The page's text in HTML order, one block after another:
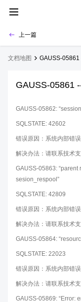
上一篇
文档地图 GAUSS-
GAUSS-05861
GAUSS-05862:
SQLSTATE: 42602
错误原因：系统内部错误
解决办法：请联系技术
GAUSS-05863:
sesion_respool”
SQLSTATE: 42809
错误原因：系统内部错误
解决办法：请联系技术
GAUSS-05864:
SQLSTATE: 22023
错误原因：系统内部错误
解决办法：请联系技术
GAUSS-05869: “Error: